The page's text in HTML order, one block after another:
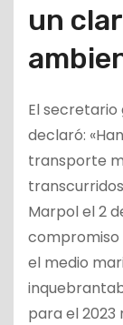
un
El secretario
declaró:
transporte
Marpol el 2
compromiso
el medio
para el